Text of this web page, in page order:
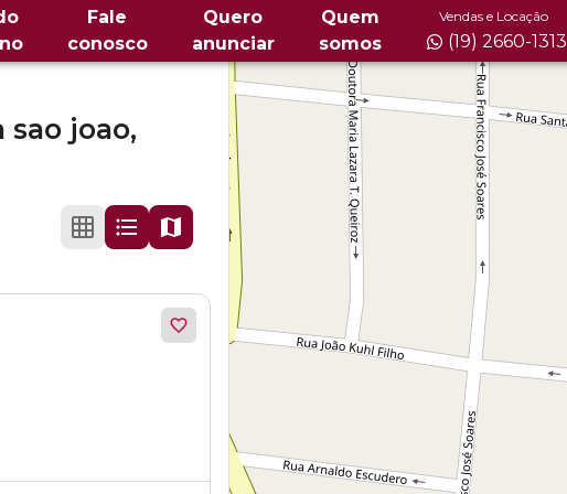
Fale
conosco
Quero
anunciar
Quem
somos
Vendas e Locação
(19) 2660-1313
sao joao,